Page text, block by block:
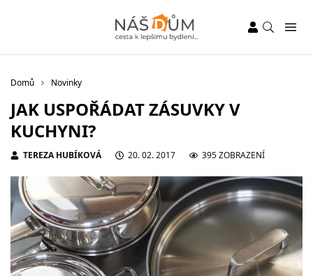
Domů Novinky
JAK USPOŘÁDAT ZÁSUVKY V
KUCHYNI?
TEREZA HUBÍKOVÁ 20. 02. 2017 395 ZOBRAZENÍ